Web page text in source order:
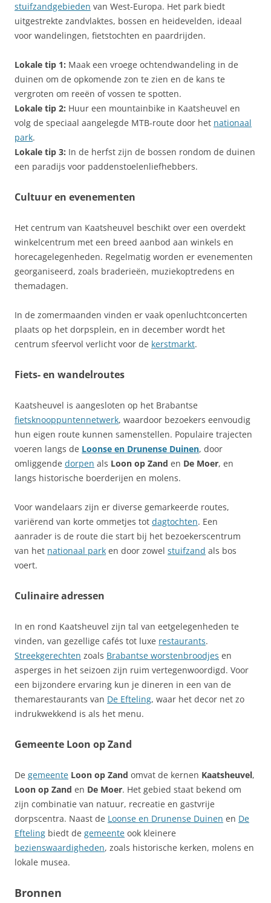
stuifzandgebieden van West-Europa. Het park biedt
uitgestrekte zandvlaktes, bossen en heidevelden, ideaal
voor wandelingen, fietstochten en paardrijden.
Lokale tip 1: Maak een vroege ochtendwandeling in de
duinen om de opkomende zon te zien en de kans te
vergroten om reeën of vossen te spotten.
Lokale tip 2: Huur een mountainbike in Kaatsheuvel en
volg de speciaal aangelegde MTB-route door het nationaal
park.
Lokale tip 3: In de herfst zijn de bossen rondom de duinen
een paradijs voor paddenstoelenliefhebbers.
Cultuur en evenementen
Het centrum van Kaatsheuvel beschikt over een overdekt
winkelcentrum met een breed aanbod aan winkels en
horecagelegenheden. Regelmatig worden er evenementen
georganiseerd, zoals braderieën, muziekoptredens en
themadagen.
In de zomermaanden vinden er vaak openluchtconcerten
plaats op het dorpsplein, en in december wordt het
centrum sfeervol verlicht voor de kerstmarkt.
Fiets- en wandelroutes
Kaatsheuvel is aangesloten op het Brabantse
fietsknooppuntennetwerk, waardoor bezoekers eenvoudig
hun eigen route kunnen samenstellen. Populaire trajecten
voeren langs de Loonse en Drunense Duinen, door
omliggende dorpen als Loon op Zand en De Moer, en
langs historische boerderijen en molens.
Voor wandelaars zijn er diverse gemarkeerde routes,
variërend van korte ommetjes tot dagtochten. Een
aanrader is de route die start bij het bezoekerscentrum
van het nationaal park en door zowel stuifzand als bos
voert.
Culinaire adressen
In en rond Kaatsheuvel zijn tal van eetgelegenheden te
vinden, van gezellige cafés tot luxe restaurants.
Streekgerechten zoals Brabantse worstenbroodjes en
asperges in het seizoen zijn ruim vertegenwoordigd. Voor
een bijzondere ervaring kun je dineren in een van de
themarestaurants van De Efteling, waar het decor net zo
indrukwekkend is als het menu.
Gemeente Loon op Zand
De gemeente Loon op Zand omvat de kernen Kaatsheuvel,
Loon op Zand en De Moer. Het gebied staat bekend om
zijn combinatie van natuur, recreatie en gastvrije
dorpscentra. Naast de Loonse en Drunense Duinen en De
Efteling biedt de gemeente ook kleinere
bezienswaardigheden, zoals historische kerken, molens en
lokale musea.
Bronnen